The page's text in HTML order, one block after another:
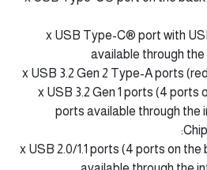
1 x USB Type-C® port with
available through
6 x USB 3.2 Gen 1 ports (4 ports
ports available through the
8 x USB 2.0/1.1 ports (4 ports on